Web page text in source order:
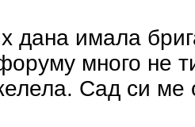
дана имала
много не
Сад си ме